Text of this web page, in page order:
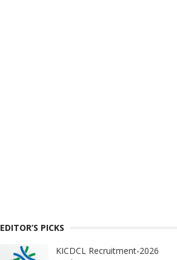
EDITOR’S PICKS
KICDCL Recruitment-2026